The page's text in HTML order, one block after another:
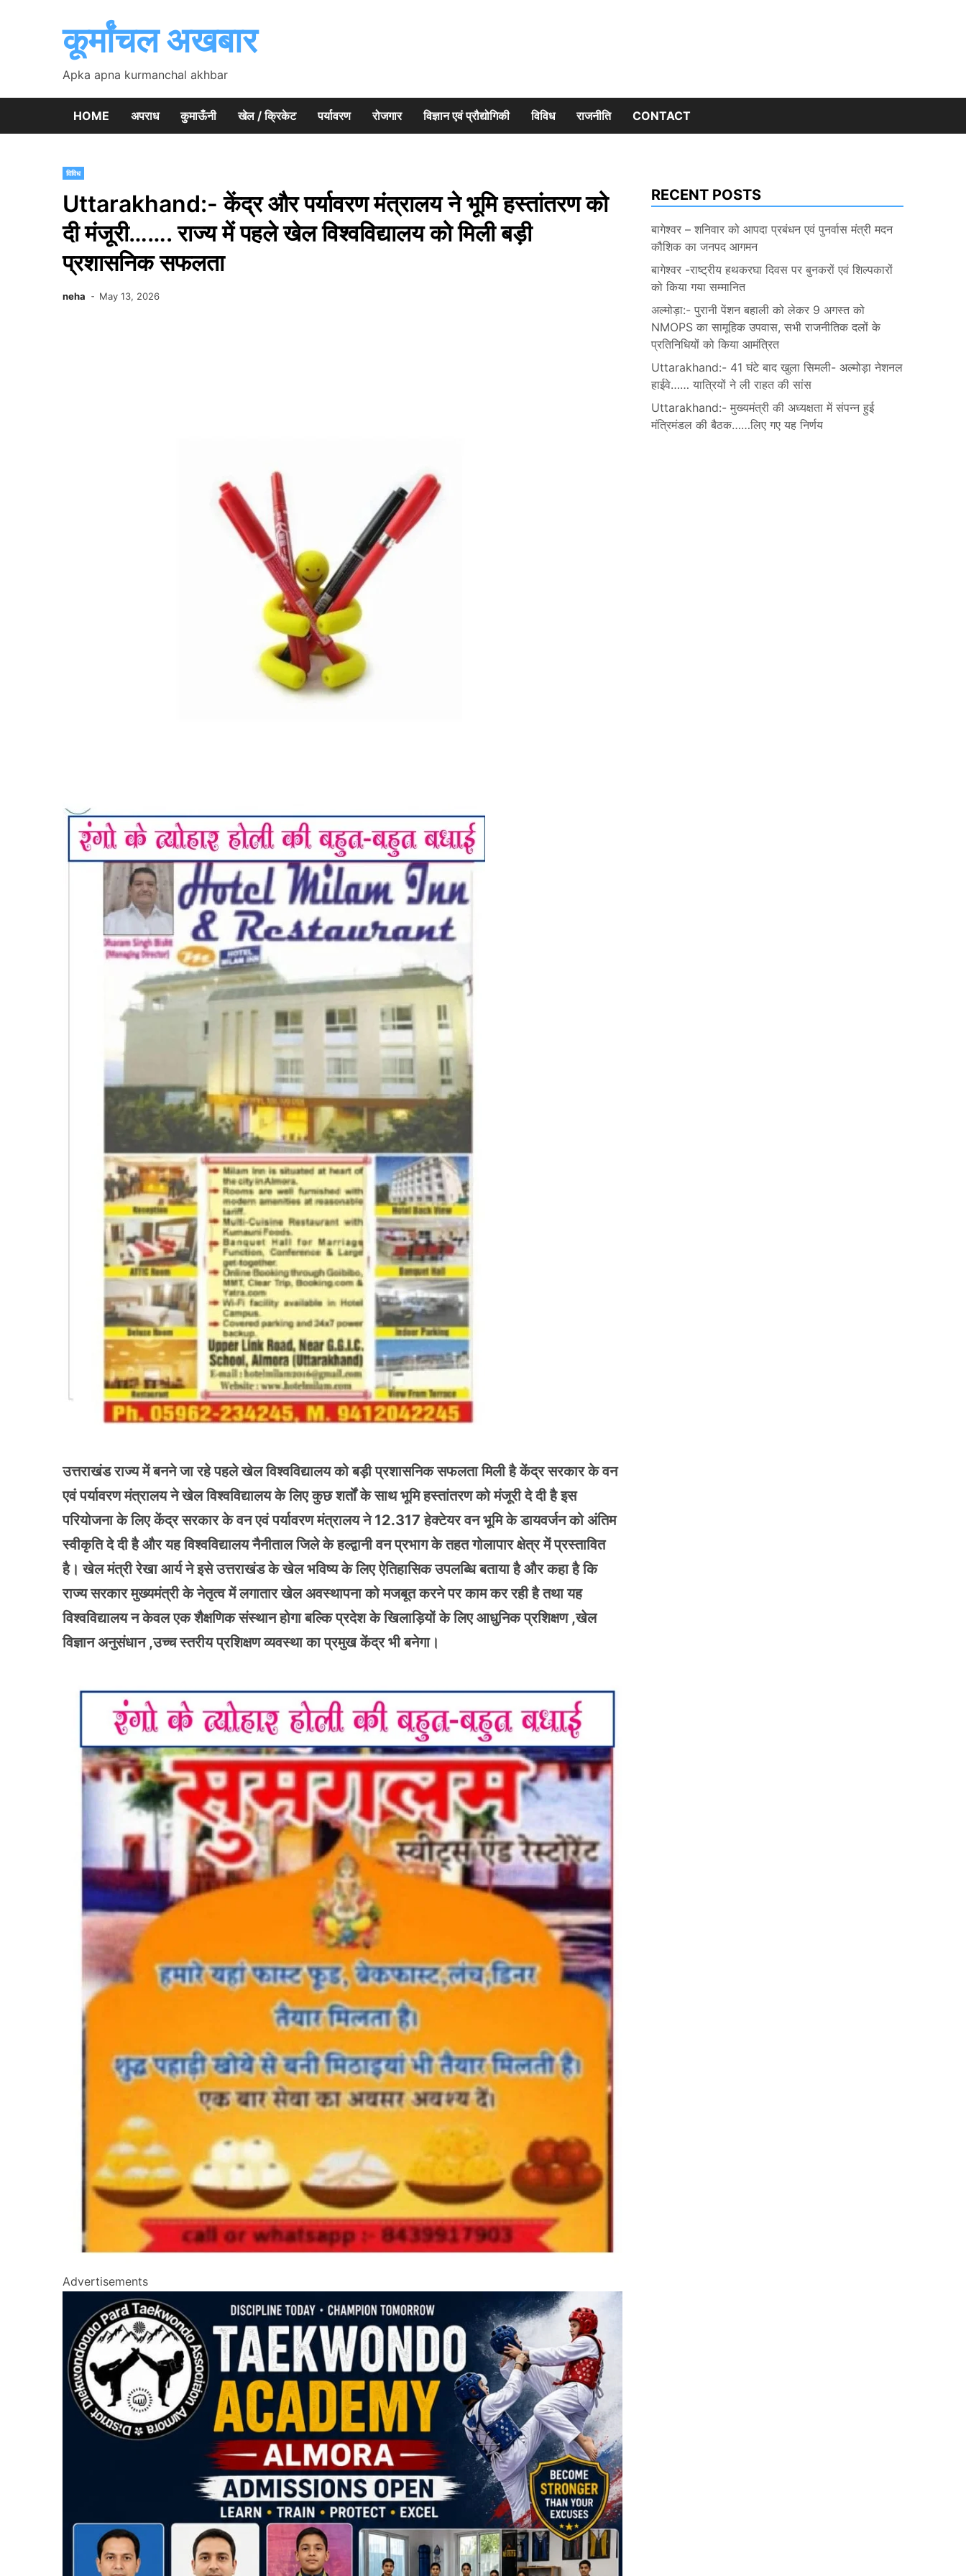
कूर्मांचल अखबार
Apka apna kurmanchal akhbar
HOME अपराध कुमाऊँनी खेल / क्रिकेट पर्यावरण रोजगार विज्ञान एवं प्रौद्योगिकी विविध राजनीति CONTACT
विविध
Uttarakhand:- केंद्र और पर्यावरण मंत्रालय ने भूमि हस्तांतरण को
दी मंजूरी……. राज्य में पहले खेल विश्वविद्यालय को मिली बड़ी
प्रशासनिक सफलता
neha May 13, 2026
उत्तराखंड राज्य में बनने जा रहे पहले खेल विश्वविद्यालय को बड़ी प्रशासनिक सफलता मिली है केंद्र सरकार के वन
एवं पर्यावरण मंत्रालय ने खेल विश्वविद्यालय के लिए कुछ शर्तों के साथ भूमि हस्तांतरण को मंजूरी दे दी है इस
परियोजना के लिए केंद्र सरकार के वन एवं पर्यावरण मंत्रालय ने 12.317 हेक्टेयर वन भूमि के डायवर्जन को अंतिम
स्वीकृति दे दी है और यह विश्वविद्यालय नैनीताल जिले के हल्द्वानी वन प्रभाग के तहत गोलापार क्षेत्र में प्रस्तावित
है। खेल मंत्री रेखा आर्य ने इसे उत्तराखंड के खेल भविष्य के लिए ऐतिहासिक उपलब्धि बताया है और कहा है कि
राज्य सरकार मुख्यमंत्री के नेतृत्व में लगातार खेल अवस्थापना को मजबूत करने पर काम कर रही है तथा यह
विश्वविद्यालय न केवल एक शैक्षणिक संस्थान होगा बल्कि प्रदेश के खिलाड़ियों के लिए आधुनिक प्रशिक्षण ,खेल
विज्ञान अनुसंधान ,उच्च स्तरीय प्रशिक्षण व्यवस्था का प्रमुख केंद्र भी बनेगा।
Advertisements
RECENT POSTS
बागेश्वर – शनिवार को आपदा प्रबंधन एवं पुनर्वास मंत्री मदन
कौशिक का जनपद आगमन
बागेश्वर -राष्ट्रीय हथकरघा दिवस पर बुनकरों एवं शिल्पकारों
को किया गया सम्मानित
अल्मोड़ा:- पुरानी पेंशन बहाली को लेकर 9 अगस्त को
NMOPS का सामूहिक उपवास, सभी राजनीतिक दलों के
प्रतिनिधियों को किया आमंत्रित
Uttarakhand:- 41 घंटे बाद खुला सिमली- अल्मोड़ा नेशनल
हाईवे…… यात्रियों ने ली राहत की सांस
Uttarakhand:- मुख्यमंत्री की अध्यक्षता में संपन्न हुई
मंत्रिमंडल की बैठक……लिए गए यह निर्णय